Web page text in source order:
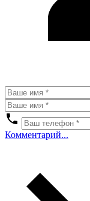
Комментарий...